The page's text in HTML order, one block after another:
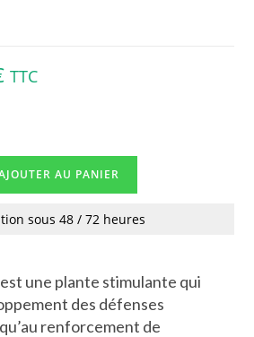
TTC
AU PANIER
sous 48 / 72 heures
une plante stimulante qui
des défenses
renforcement de